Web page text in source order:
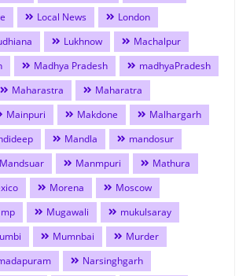
Local News
London
Lukhnow
Machalpur
Madhya Pradesh
madhyaPradesh
Maharastra
Maharatra
Mainpuri Makdone
Malhargarh
Mandla
mandosur
Mandsuar Manmpuri
Mathura
Morena
Moscow
mp Mugawali
mukulsaray
Mumnbai
Murder
Narsinghgarh